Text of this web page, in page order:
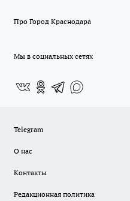
Про Город Краснодара
Мы в социальных сетях
Telegram
О нас
Контакты
Редакционная политика